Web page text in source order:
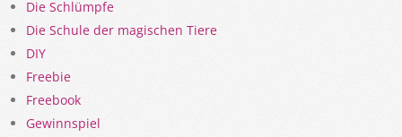
Die Schlümpfe
Die Schule der magischen Tiere
DIY
Freebie
Freebook
Gewinnspiel